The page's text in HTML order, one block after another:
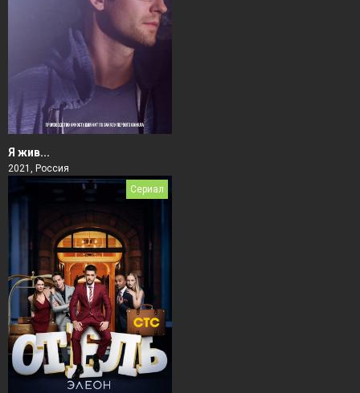
Я жив...
2021, Россия
Сериал